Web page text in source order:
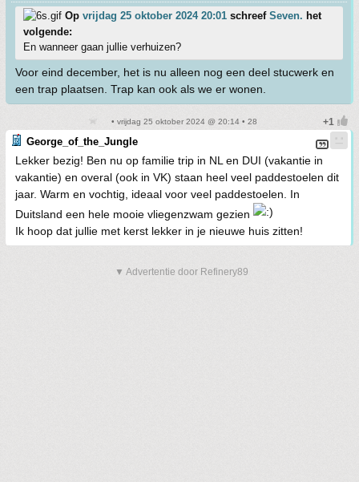
Op vrijdag 25 oktober 2024 20:01 schreef Seven. het
volgende:
En wanneer gaan jullie verhuizen?
Voor eind december, het is nu alleen nog een deel stucwerk en
een trap plaatsen. Trap kan ook als we er wonen.
• vrijdag 25 oktober 2024 @ 20:14 • 28
George_of_the_Jungle
Lekker bezig! Ben nu op familie trip in NL en DUI (vakantie in
vakantie) en overal (ook in VK) staan heel veel paddestoelen dit
jaar. Warm en vochtig, ideaal voor veel paddestoelen. In
Duitsland een hele mooie vliegenzwam gezien
Ik hoop dat jullie met kerst lekker in je nieuwe huis zitten!
▼ Advertentie door Refinery89